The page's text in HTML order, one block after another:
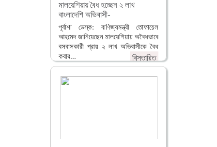
মালয়েশিয়ায় বৈধ হচ্ছেন ২ লাখ
বাংলাদেশি অভিবাসী-
পূর্বাশা ডেস্ক: বাণিজ্যমন্ত্রী তোফায়েল
আহমেদ জানিয়েছেন মালয়েশিয়ায় অবৈধভাবে
বসবাসকারী প্রায় ২ লাখ অভিবাসীকে বৈধ
করার...
বিস্তারিত